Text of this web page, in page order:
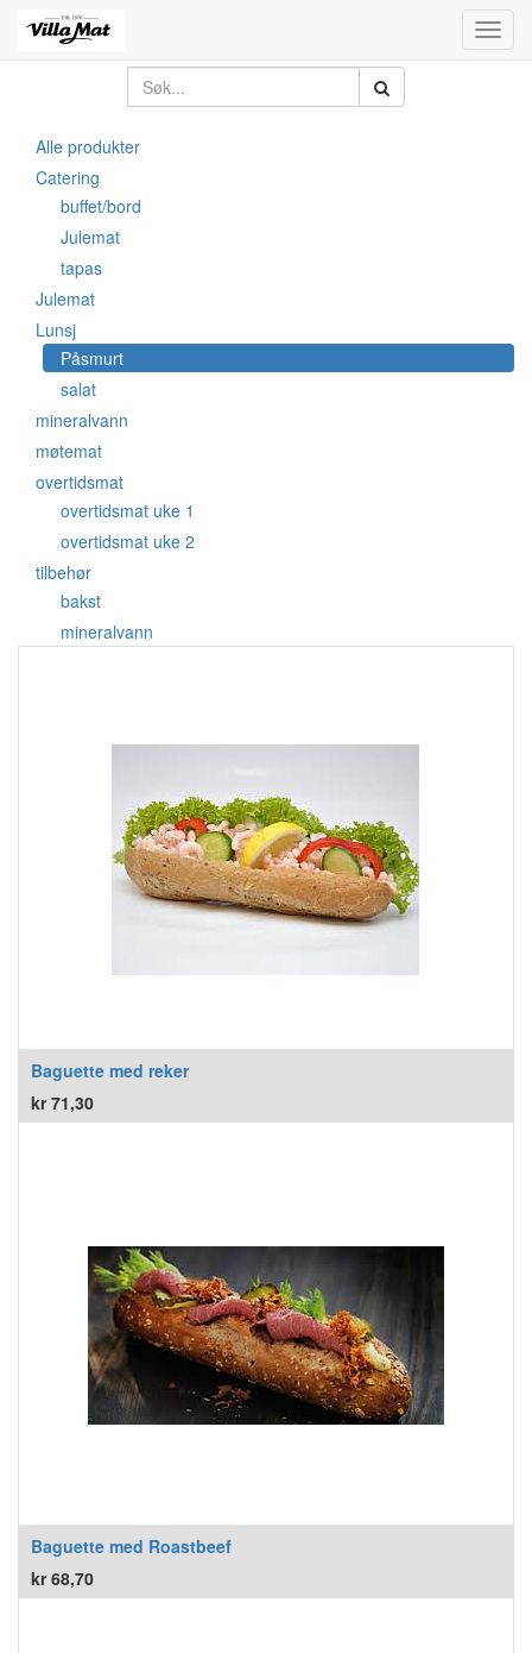
Alle produkter
Catering
buffet/bord
Julemat
tapas
Julemat
Lunsj
Påsmurt
salat
mineralvann
møtemat
overtidsmat
overtidsmat uke 1
overtidsmat uke 2
tilbehør
bakst
mineralvann
Baguette med reker
kr71,30
Baguette med Roastbeef
kr68,70